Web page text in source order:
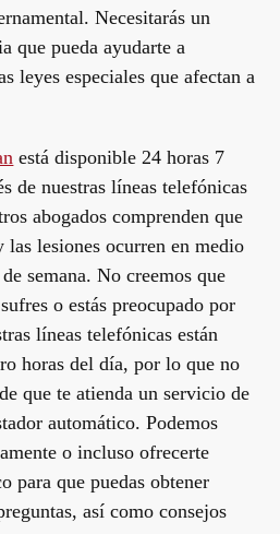
Necesitarás un
que pueda ayudarte a
leyes especiales que afectan a
está disponible 24 horas 7
de nuestras líneas telefónicas
abogados comprenden que
las lesiones ocurren en medio
semana. No creemos que
o estás preocupado por
líneas telefónicas están
horas del día, por lo que no
que te atienda un servicio de
automático. Podemos
o incluso ofrecerte
para que puedas obtener
así como consejos